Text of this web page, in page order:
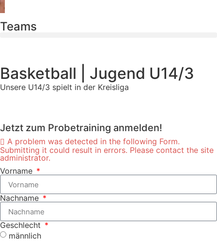
Teams
Basketball | Jugend U14/3
Unsere U14/3 spielt in der Kreisliga
Jetzt zum Probetraining anmelden!
A problem was detected in the following Form.
Submitting it could result in errors. Please contact the site
administrator.
Vorname
Nachname
Geschlecht
männlich